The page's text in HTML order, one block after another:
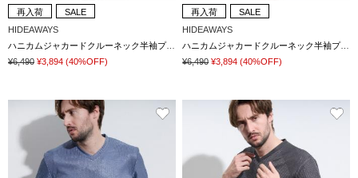
再入荷
SALE
HIDEAWAYS
ハニカムジャカードクルーネック半袖プルオーバー
¥6,490 ¥3,894 (40%OFF)
再入荷
SALE
HIDEAWAYS
ハニカムジャカードクルーネック半袖プルオーバー
¥6,490 ¥3,894 (40%OFF)